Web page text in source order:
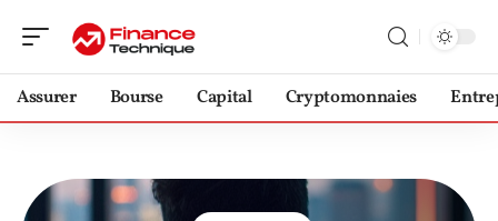
Assurer Bourse Capital Cryptomonnaies